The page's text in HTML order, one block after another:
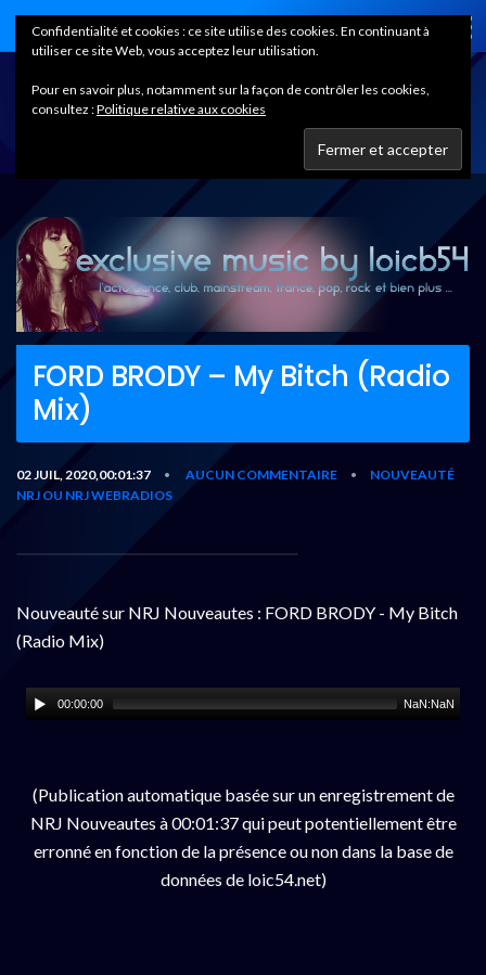
Home
FORD BRODY – My Bitch (Radio
Mix)
02 JUIL, 2020,00:01:37 • AUCUN COMMENTAIRE •
NOUVEAUTÉ
NRJ OU NRJ WEBRADIOS
Nouveauté sur NRJ Nouveautes : FORD BRODY - My Bitch
(Radio Mix)
00:00:00 NaN:NaN
(Publication automatique basée sur un enregistrement de
NRJ Nouveautes à 00:01:37 qui peut potentiellement être
erronné en fonction de la présence ou non dans la base de
données de loic54.net)
Confidentialité et cookies : ce site utilise des cookies. En continuant à
utiliser ce site Web, vous acceptez leur utilisation.
Pour en savoir plus, notamment sur la façon de contrôler les cookies,
consultez :Politique relative aux cookies